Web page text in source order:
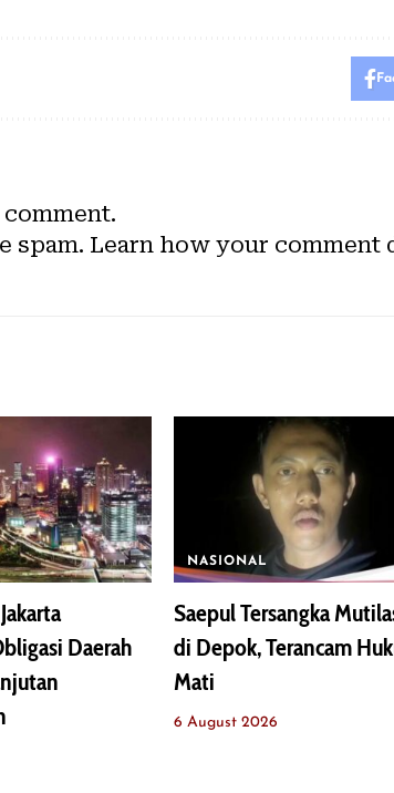
spam. Learn how your comment
Daerah
NASIONAL
Saepul Tersangka
di Depok, Terancam
Mati
6 August 2026